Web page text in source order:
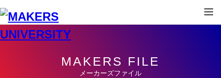
MAKERS FILE
メーカーズファイル